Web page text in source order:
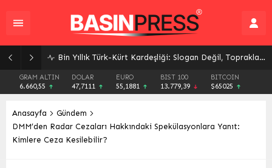
Bin Yıllık Türk-Kürt Kardeşliği: Slogan Değil, Toprakların Gerçeği
GRAM ALTIN
6.660,55
DOLAR
47,7111
EURO
55,1881
BIST 100
13.779,39
BITCOIN
$65025
Anasayfa
Gündem
DMM’den Radar Cezaları Hakkındaki Spekülasyonlara Yanıt:
Kimlere Ceza Kesilebilir?